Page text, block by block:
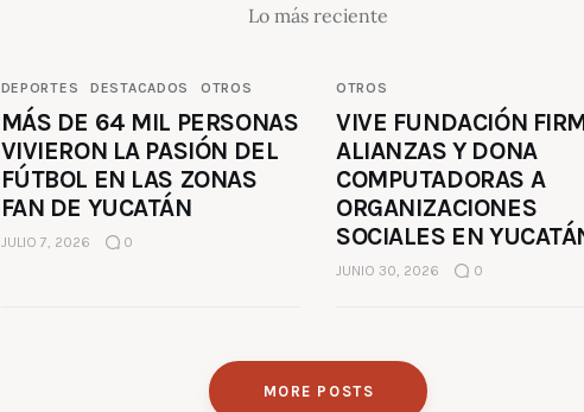
Lo más reciente
DEPORTES DESTACADOS OTROS
MÁS DE 64 MIL PERSONAS
VIVIERON LA PASIÓN DEL
FÚTBOL EN LAS ZONAS
FAN DE YUCATÁN
JULIO 7, 2026 0
OTROS
VIVE FUNDACIÓN
ALIANZAS Y DONA
COMPUTADORAS A
ORGANIZACIONES
SOCIALES EN
JUNIO 30, 2026 0
MORE POSTS